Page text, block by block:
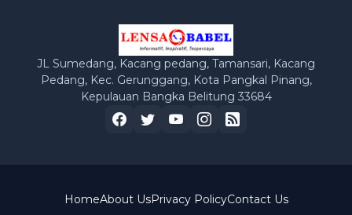
JL Sumedang, Kacang pedang, Tamansari, Kacang
Pedang, Kec. Gerunggang, Kota Pangkal Pinang,
Kepulauan Bangka Belitung 33684
HomeAbout UsPrivacy PolicyContact Us